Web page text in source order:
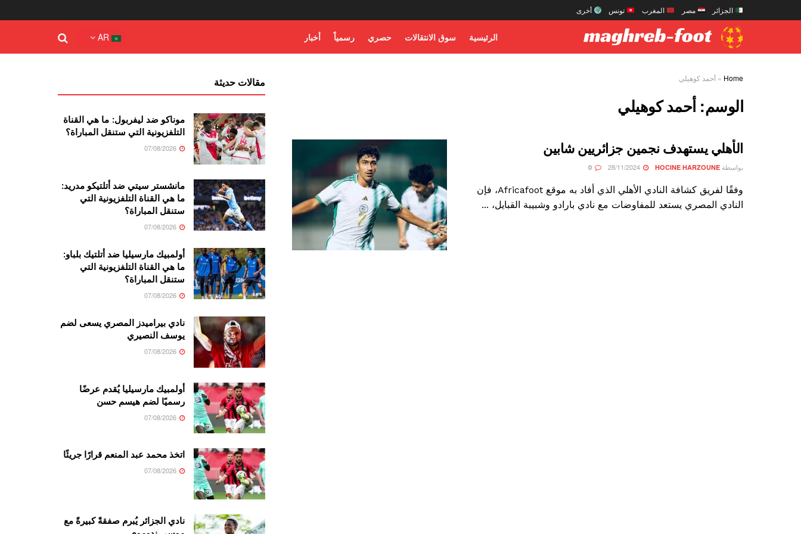
الجزائر مصر المغرب تونس أخرى
الرئيسية سوق الانتقالات حصري رسمياً أخبار AR
Home
» أحمد كوهيلي
الوسم:أحمد كوهيلي
الأهلي يستهدف نجمين جزائريين شابين
بواسطة HOCINE HARZOUNE
وفقًا لفريق كشافة النادي الأهلي الذي أفاد به موقع Africafoot، فإن
النادي المصري يستعد للمفاوضات مع نادي بارادو وشبيبة القبايل، ...
مقالات حديثة
موناكو ضد ليفربول: ما هي القناة
التلفزيونية التي ستنقل المباراة؟
مانشستر سيتي ضد أتلتيكو مدريد:
ما هي القناة التلفزيونية التي
ستنقل المباراة؟
أولمبيك مارسيليا ضد أتلتيك بلباو:
ما هي القناة التلفزيونية التي
ستنقل المباراة؟
نادي بيراميدز المصري يسعى لضم
يوسف النصيري
أولمبيك مارسيليا يُقدم عرضًا
رسميًا لضم هيسم حسن
اتخذ محمد عبد المنعم قرارًا جريئًا
نادي الجزائر يُبرم صفقةً كبيرةً مع